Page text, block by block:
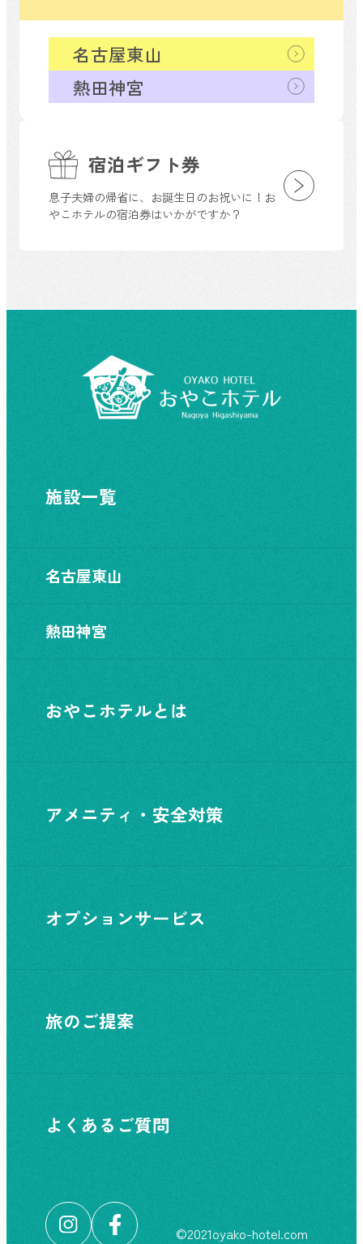
宿泊ギフト券
息子夫婦の帰省に、お誕生日のお祝いに！お
やこホテルの宿泊券はいかがですか？
熱田神宮
名古屋東山
施設一覧
名古屋東山
熱田神宮
おやこホテルとは
アメニティ・安全対策
オプションサービス
旅のご提案
よくあるご質問
©︎2021oyako-hotel.com